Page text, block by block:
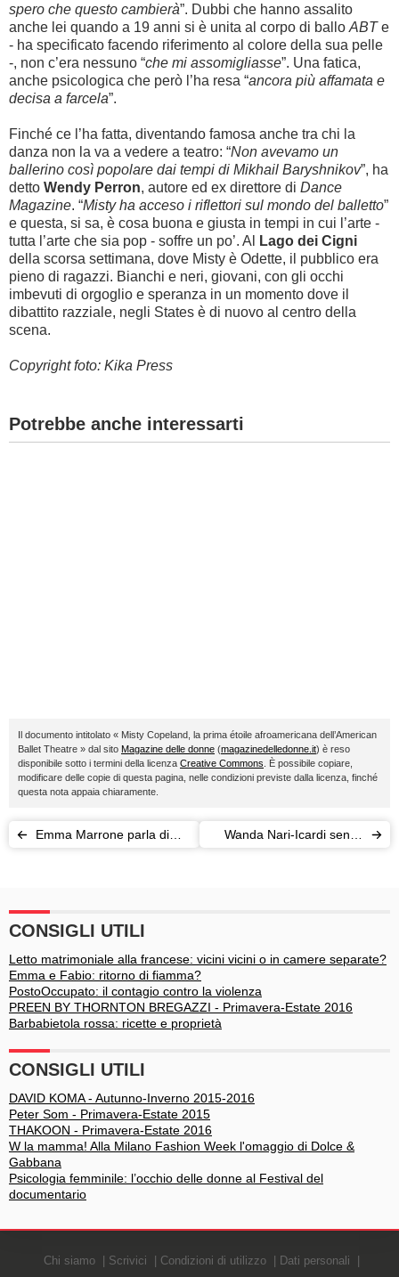
spero che questo cambierà”. Dubbi che hanno assalito
anche lei quando a 19 anni si è unita al corpo di ballo ABTe
- ha specificato facendo riferimento al colore della sua pelle
-, non c’era nessuno “che mi assomigliasse”. Una fatica,
anche psicologica che però l’ha resa “ancora più affamata e
decisa a farcela”.
Finché ce l’ha fatta, diventando famosa anche tra chi la
danza non la va a vedere a teatro: “Non avevamo un
ballerino così popolare dai tempi di Mikhail Baryshnikov”, ha
detto Wendy Perron, autore ed ex direttore di Dance
Magazine. “Misty ha acceso i riflettori sul mondo del balletto”
e questa, si sa, è cosa buona e giusta in tempi in cui l’arte -
tutta l’arte che sia pop - soffre un po’. Al
Lago dei Cigni
della scorsa settimana, dove Misty è Odette, il pubblico era
pieno di ragazzi. Bianchi e neri, giovani, con gli occhi
imbevuti di orgoglio e speranza in un momento dove il
dibattito razziale, negli States è di nuovo al centro della
scena.
Copyright foto: Kika Press
Potrebbe anche interessarti
Il documento intitolato « Misty Copeland, la prima étoile afroamericana dell’American
Ballet Theatre » dal sito Magazine delle donne (magazinedelledonne.it) è reso
disponibile sotto i termini della licenza Creative Commons . È possibile copiare,
modificare delle copie di questa pagina, nelle condizioni previste dalla licenza, finché
questa nota appaia chiaramente.
Emma Marrone parla di
nemmeno io)"
Wanda Nari-Icardi senza
CONSIGLI UTILI
Letto matrimoniale alla francese: vicini vicini o in camere separate?
Emma e Fabio: ritorno di fiamma?
PostoOccupato: il contagio contro la violenza
PREEN BY THORNTON BREGAZZI - Primavera-Estate 2016
Barbabietola rossa: ricette e proprietà
CONSIGLI UTILI
DAVID KOMA - Autunno-Inverno 2015-2016
Peter Som - Primavera-Estate 2015
THAKOON - Primavera-Estate 2016
W la mamma! Alla Milano Fashion Week l'omaggio di Dolce &
Gabbana
Psicologia femminile: l’occhio delle donne al Festival del
documentario
Chi siamo Scrivici Condizioni di utilizzo Dati personali